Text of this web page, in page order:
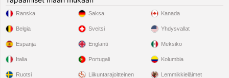
Ranska
Belgia
Espanja
Italia
Ruotsi
Saksa
Sveitsi
Englanti
Portugali
Liikuntarajoitteinen
Kanada
Yhdysvallat
Meksiko
Kolumbia
Lemmikkieläimet